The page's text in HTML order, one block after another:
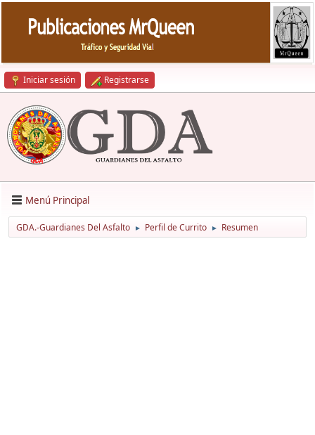
Iniciar sesión Registrarse
Menú Principal
GDA.-Guardianes Del Asfalto ► Perfil de Currito ► Resumen